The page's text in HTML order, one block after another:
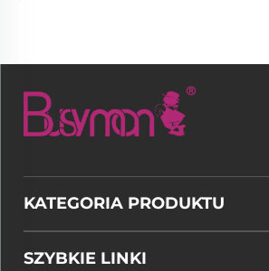
KATEGORIA PRODUKTU
SZYBKIE LINKI